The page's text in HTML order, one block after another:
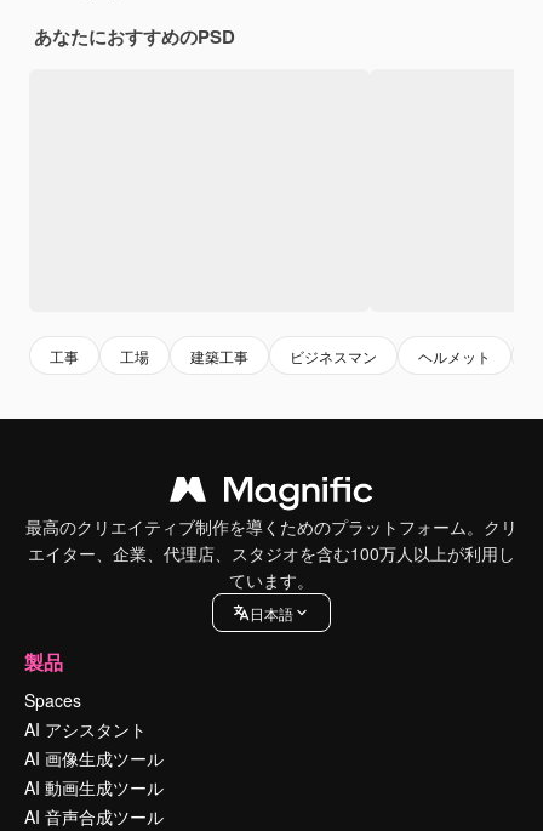
あなたにおすすめのPSD
工事 工場 建築工事 ビジネスマン ヘルメット
最高のクリエイティブ制作を導くためのプラットフォーム。クリ
エイター、企業、代理店、スタジオを含む100万人以上が利用し
ています。
日本語
製品
Spaces
AI アシスタント
AI 画像生成ツール
AI 動画生成ツール
AI 音声合成ツール